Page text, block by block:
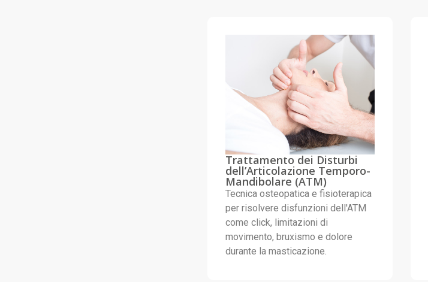
Trattamento dei Disturbi
dell’Articolazione Temporo-
Mandibolare (ATM)
Tecnica osteopatica e fisioterapica
per risolvere disfunzioni dell'ATM
come click, limitazioni di
movimento, bruxismo e dolore
durante la masticazione.